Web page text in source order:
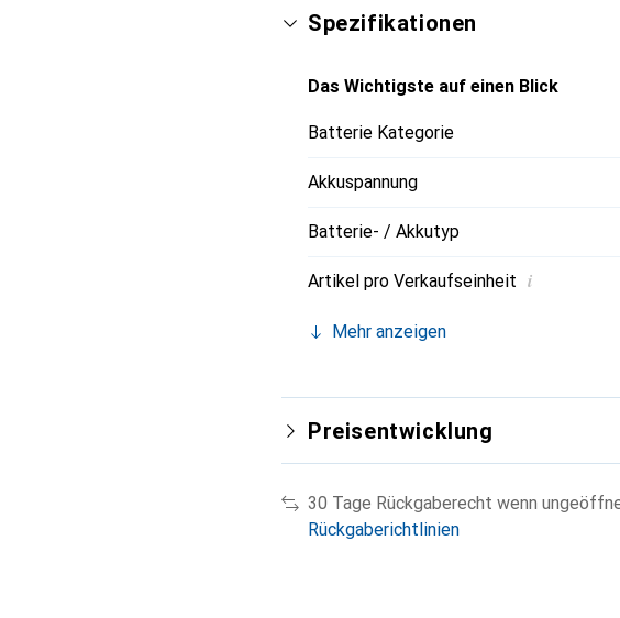
Spezifikationen
Das Wichtigste auf einen Blick
Batterie Kategorie
Akkuspannung
Batterie- / Akkutyp
Artikel pro Verkaufseinheit i
Mehr anzeigen
Preisentwicklung
30 Tage Rückgaberecht wenn
Rückgaberichtlinien